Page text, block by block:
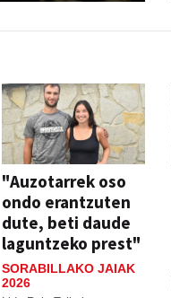
"Auzotarrek oso
ondo erantzuten
dute, beti daude
laguntzeko prest"
SORABILLAKO JAIAK
2026